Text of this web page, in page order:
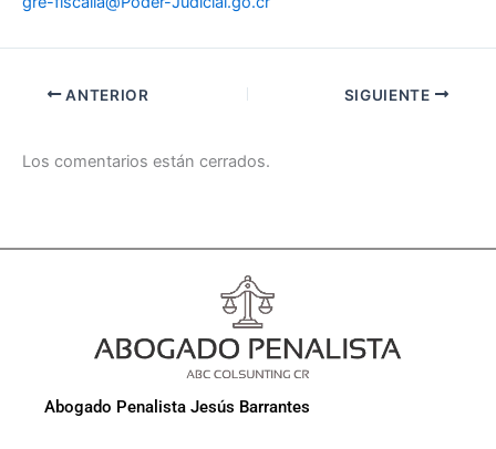
ANTERIOR SIGUIENTE
Los comentarios están cerrados.
Abogado Penalista Jesús Barrantes